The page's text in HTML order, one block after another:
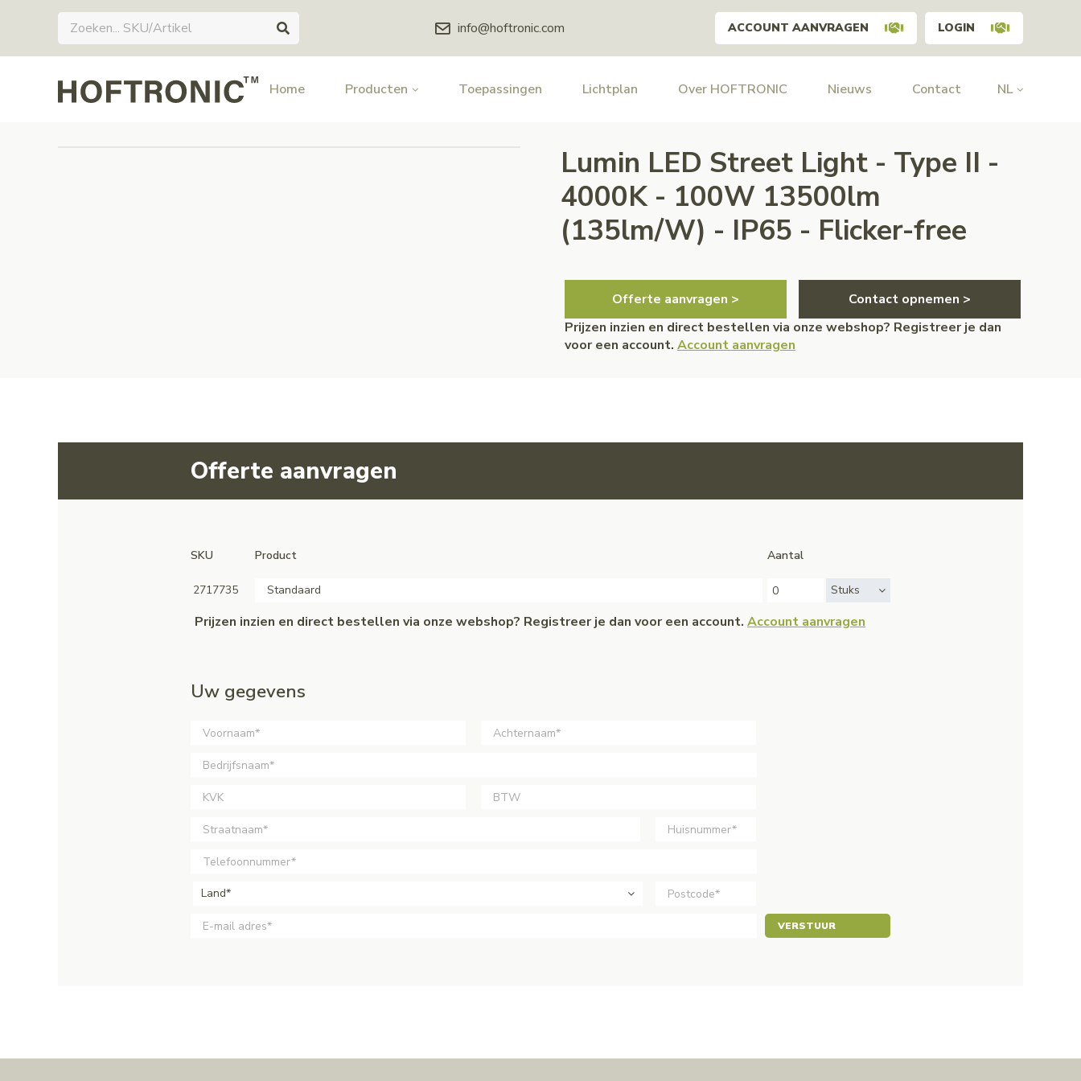
info@hoftronic.com ACCOUNT AANVRAGEN LOGIN
Home Producten Toepassingen Lichtplan Over HOFTRONIC Nieuws Contact NL
Lumin LED Street Light - Type II -
4000K - 100W 13500lm
(135lm/W) - IP65 - Flicker-free
Offerte aanvragen >
Contact opnemen >
Prijzen inzien en direct bestellen via onze webshop? Registreer je dan
voor een account. Account aanvragen
Offerte aanvragen
SKU Product Aantal
2717735 Standaard Stuks
Prijzen inzien en direct bestellen via onze webshop? Registreer je dan voor een account. Account aanvragen
Uw gegevens
Land*
VERSTUUR